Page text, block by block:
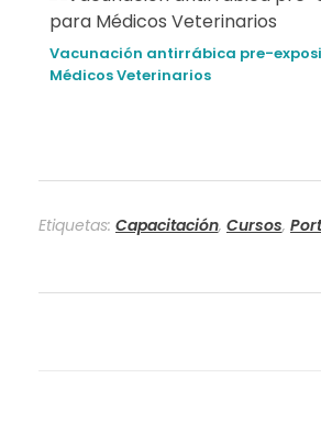
Vacunación antirrábica pre-
Médicos Veterinarios
Etiquetas: Capacitación, Cursos,